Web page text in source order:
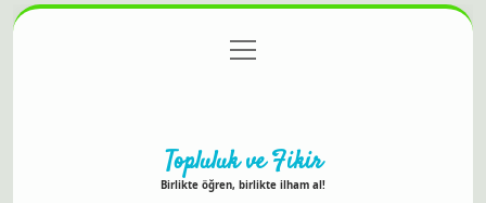
Gizlilik Politikası
menüyü
aç
Topluluk ve Fikir
Birlikte öğren, birlikte ilham al!